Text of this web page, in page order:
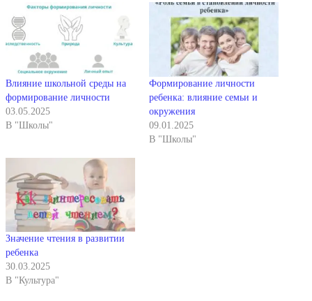
Влияние школьной среды на
формирование личности
03.05.2025
В "Школы"
Формирование личности
ребенка: влияние семьи и
окружения
09.01.2025
В "Школы"
Значение чтения в развитии
ребенка
30.03.2025
В "Культура"